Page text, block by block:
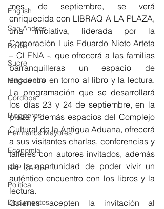
English
San Andres
Bolívar
Sucre
Magdalena
Córdoba
Bloggeros
Hermanos Mayores
Economía
RAP CARIBE
Política
Documentos
mes de septiembre, se verá
enriquecida con LIBRAQ A LA PLAZA,
una iniciativa, liderada por la
Corporación Luis Eduardo Nieto Arteta
– CLENA -, que ofrecerá a las familias
barranquilleras un espacio de
encuentro en torno al libro y la lectura.
La programación que se desarrollará
los días 23 y 24 de septiembre, en la
plaza y demás espacios del Complejo
Cultural de la Antigua Aduana, ofrecerá
a sus visitantes charlas, conferencias y
talleres con autores invitados, además
de la oportunidad de poder vivir un
auténtico encuentro con los libros y la
lectura.
Quienes acepten la invitación al